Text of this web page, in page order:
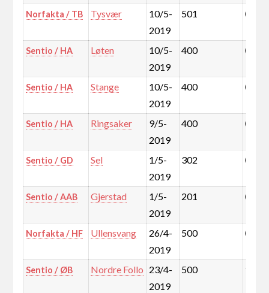
Norfakta / TB Tysvær
10/5-
2019
501 0,2%
Sentio / HA Løten
10/5-
2019
400 0,1%
Sentio / HA Stange
10/5-
2019
400 0,4%
Sentio / HA Ringsaker
9/5-
2019
400 0,6%
Sentio / GD Sel
1/5-
2019
302 0,1%
Sentio / AAB Gjerstad
1/5-
2019
201 0,1%
Norfakta / HF Ullensvang
26/4-
2019
500 0,2%
Sentio / ØB Nordre Follo 23/4-
2019
500 1,2%